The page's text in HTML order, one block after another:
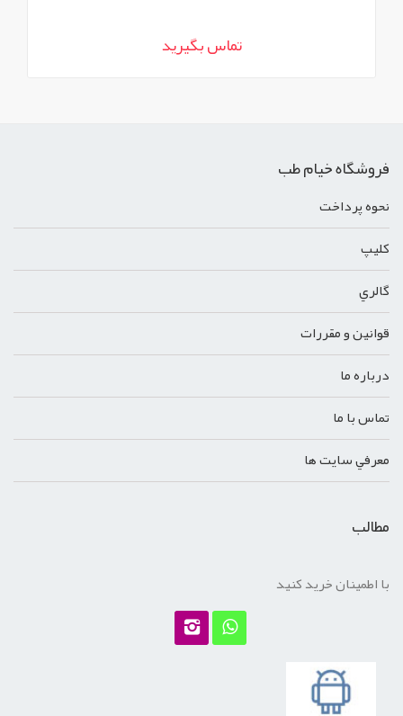
تماس بگیرید
فروشگاه خیام طب
نحوه پرداخت
کليپ
گالري
قوانين و مقررات
درباره ما
تماس با ما
معرفي سايت ها
مطالب
با اطمینان خرید کنید